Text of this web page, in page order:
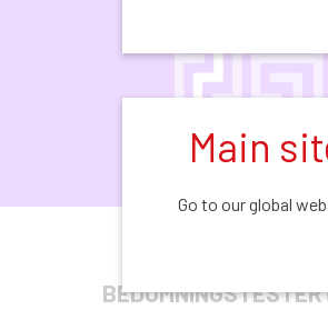
Main
Go to our global